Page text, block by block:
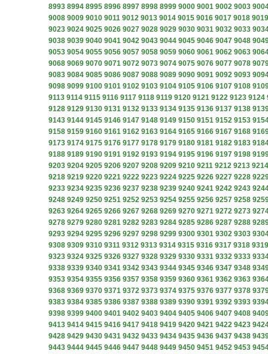
8993 8994 8995 8996 8997 8998 8999 9000 9001 9002 9003
9008 9009 9010 9011 9012 9013 9014 9015 9016 9017 9018 9019
9023 9024 9025 9026 9027 9028 9029 9030 9031 9032 9033
9038 9039 9040 9041 9042 9043 9044 9045 9046 9047 9048
9053 9054 9055 9056 9057 9058 9059 9060 9061 9062 9063
9068 9069 9070 9071 9072 9073 9074 9075 9076 9077 9078
9083 9084 9085 9086 9087 9088 9089 9090 9091 9092 9093
9098 9099 9100 9101 9102 9103 9104 9105 9106 9107 9108
9113 9114 9115 9116 9117 9118 9119 9120 9121 9122 9123 9124
9128 9129 9130 9131 9132 9133 9134 9135 9136 9137 9138
9143 9144 9145 9146 9147 9148 9149 9150 9151 9152 9153
9158 9159 9160 9161 9162 9163 9164 9165 9166 9167 9168
9173 9174 9175 9176 9177 9178 9179 9180 9181 9182 9183
9188 9189 9190 9191 9192 9193 9194 9195 9196 9197 9198
9203 9204 9205 9206 9207 9208 9209 9210 9211 9212 9213 9214
9218 9219 9220 9221 9222 9223 9224 9225 9226 9227 9228
9233 9234 9235 9236 9237 9238 9239 9240 9241 9242 9243
9248 9249 9250 9251 9252 9253 9254 9255 9256 9257 9258
9263 9264 9265 9266 9267 9268 9269 9270 9271 9272 9273
9278 9279 9280 9281 9282 9283 9284 9285 9286 9287 9288
9293 9294 9295 9296 9297 9298 9299 9300 9301 9302 9303
9308 9309 9310 9311 9312 9313 9314 9315 9316 9317 9318 9319
9323 9324 9325 9326 9327 9328 9329 9330 9331 9332 9333
9338 9339 9340 9341 9342 9343 9344 9345 9346 9347 9348
9353 9354 9355 9356 9357 9358 9359 9360 9361 9362 9363
9368 9369 9370 9371 9372 9373 9374 9375 9376 9377 9378
9383 9384 9385 9386 9387 9388 9389 9390 9391 9392 9393
9398 9399 9400 9401 9402 9403 9404 9405 9406 9407 9408
9413 9414 9415 9416 9417 9418 9419 9420 9421 9422 9423
9428 9429 9430 9431 9432 9433 9434 9435 9436 9437 9438
9443 9444 9445 9446 9447 9448 9449 9450 9451 9452 9453